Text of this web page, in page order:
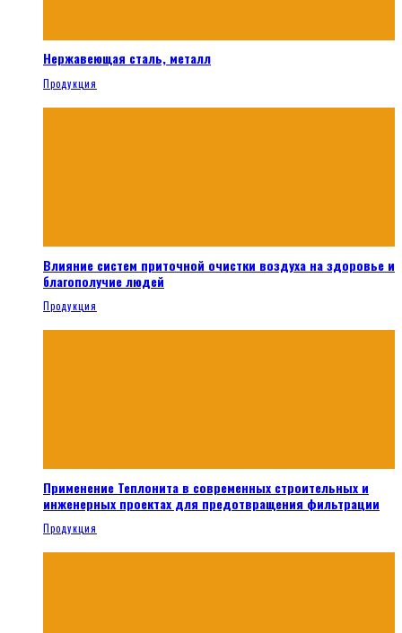
Нержавеющая сталь, металл
Продукция
Влияние систем приточной очистки воздуха на здоровье и
благополучие людей
Продукция
Применение Теплонита в современных строительных и
инженерных проектах для предотвращения фильтрации
Продукция